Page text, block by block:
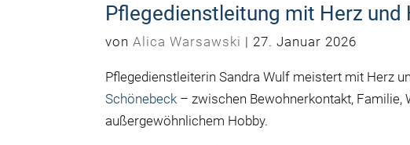
Pflegedienstleitung mit Herz und
vonAlica Warsawski | 27. Januar 2026
Pflegedienstleiterin Sandra Wulf meistert mit Herz
Schönebeck – zwischen Bewohnerkontakt, Familie,
außergewöhnlichem Hobby.